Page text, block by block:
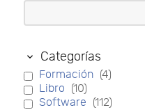
Categorías
Formación (4)
Libro (10)
Software (112)